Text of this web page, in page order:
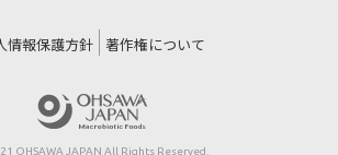
情報保護方針 著作権について
OHSAWA JAPAN All Rights Reserved.